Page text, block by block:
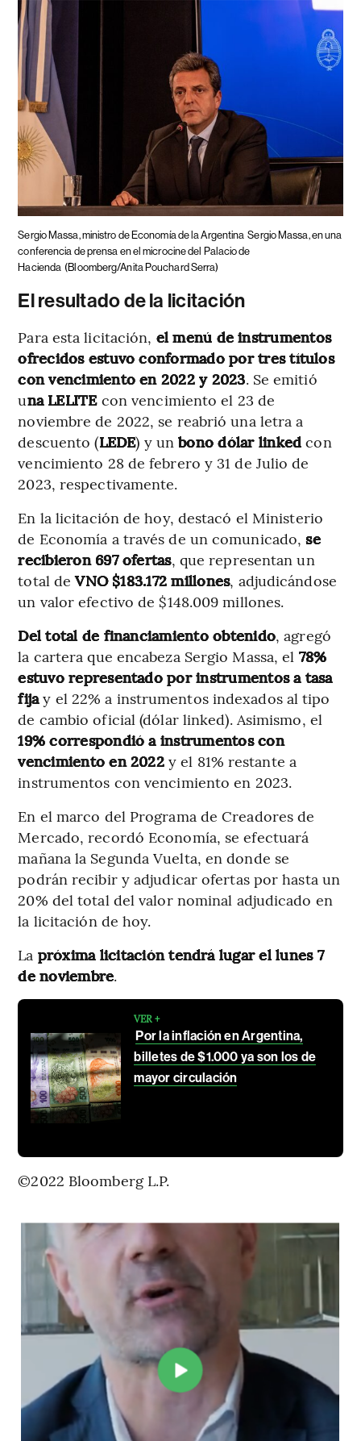
Sergio Massa, ministro de Economía de la Argentina Sergio Massa, en una
conferencia de prensa en el microcine del Palacio de
Hacienda (Bloomberg/Anita Pouchard Serra)
El resultado de la licitación
Para esta licitación, el menú de instrumentos
ofrecidos estuvo conformado por tres títulos
con vencimiento en 2022 y 2023. Se emitió
una LELITEcon vencimiento el 23 de
noviembre de 2022, se reabrió una letra a
descuento (LEDE) y unbono dólar linked con
vencimiento 28 de febrero y 31 de Julio de
2023, respectivamente.
En la licitación de hoy, destacó el Ministerio
de Economía a través de un comunicado,se
recibieron 697 ofertas, que representan un
total deVNO $183.172 millones, adjudicándose
un valor efectivo de $148.009 millones.
Del total de financiamiento obtenido, agregó
la cartera que encabeza Sergio Massa, el 78%
estuvo representado por instrumentos a tasa
fijay el 22% a instrumentos indexados al tipo
de cambio oficial (dólar linked). Asimismo, el
19% correspondió a instrumentos con
vencimiento en 2022y el 81% restante a
instrumentos con vencimiento en 2023.
En el marco del Programa de Creadores de
Mercado, recordó Economía, se efectuará
mañana la Segunda Vuelta, en donde se
podrán recibir y adjudicar ofertas por hasta un
20% del total del valor nominal adjudicado en
la licitación de hoy.
La próxima licitación tendrá lugar el lunes 7
de noviembre.
VER +
Por la inflación en Argentina,
billetes de $1.000 ya son los de
mayor circulación
©2022 Bloomberg L.P.